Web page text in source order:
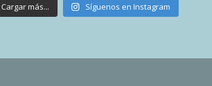
Cargar más... Síguenos en Instagram